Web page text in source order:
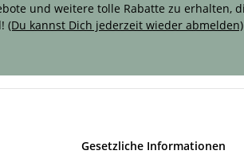
und weitere tolle Rabatte zu erhalten,
(Du kannst Dich jederzeit wieder abmelden)
Gesetzliche Informationen